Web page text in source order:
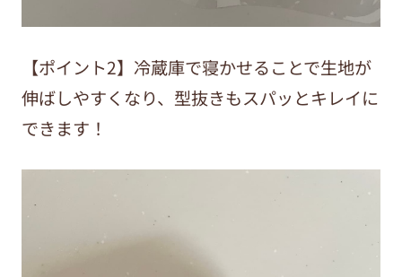
【ポイント2】冷蔵庫で寝かせることで生地が
伸ばしやすくなり、型抜きもスパッとキレイに
できます！